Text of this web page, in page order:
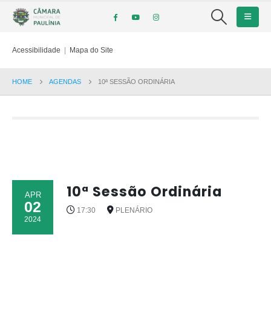
Acessibilidade | Mapa do Site
HOME AGENDAS 10ª SESSÃO ORDINÁRIA
APR
02
2024
10ª Sessão Ordinária
17:30 PLENÁRIO